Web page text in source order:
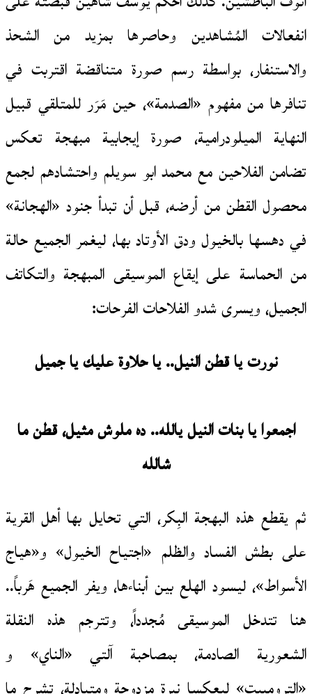
انفعالات المُشاهدين وحاصرها بمزيد من الشحذ
والاستنفار، بواسطة رسم صورة متناقضة اقتربت في
تنافرها من مفهوم «الصدمة»، حين مَرَر للمتلقي قبيل
النهاية الميلودرامية، صورة إيجابية مبهجة تعكس
تضامن الفلاحين مع محمد ابو سويلم واحتشادهم لجمع
محصول القطن من أرضه، قبل أن تبدأ جنود «الهجانة»
في دهسها بالخيول ودق الأوتاد بها، ليغمر الجميع حالة
من الحماسة على إيقاع الموسيقى المبهجة والتكاتف
الجميل، ويسرى شدو الفلاحات الفرحات:
نورت يا قطن النيل.. يا حلاوة عليك يا جميل
اجمعوا يا بنات النيل يالله.. ده ملوش مثيل، قطن ما
شالله
ثم يقطع هذه البهجة البِكر، التي تحايل بها أهل القرية
على بطش الفساد والظلم «اجتياح الخيول» و«هياج
الأسواط»، ليسود الهلع بين أبناءها، ويفر الجميع هَرباً..
هنا تتدخل الموسيقى مُجدداً، وتترجم هذه النقلة
الشعورية الصادمة، بمصاحبة آلتي «الناي» و